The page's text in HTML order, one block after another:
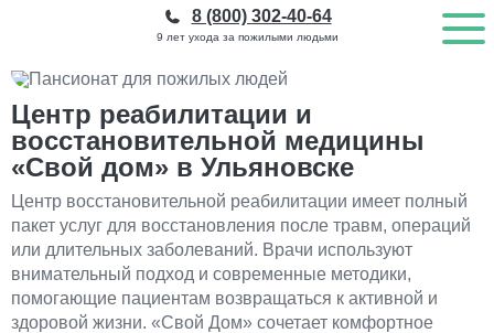
9 лет ухода за пожилыми людьми
8 (800) 302-40-64
Центр реабилитации и
восстановительной медицины
«Свой дом» в Ульяновске
Центр восстановительной реабилитации имеет полный
пакет услуг для восстановления после травм, операций
или длительных заболеваний. Врачи используют
внимательный подход и современные методики,
помогающие пациентам возвращаться к активной и
здоровой жизни. «Свой Дом» сочетает комфортное